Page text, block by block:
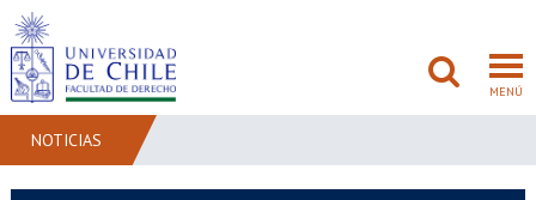
MENÚ
NOTICIAS